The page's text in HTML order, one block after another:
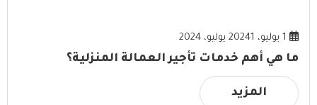
1 يوليو، 2024 1 يوليو، 2024
ما هي أهم خدمات تأجير العمالة المنزلية؟
المزيد